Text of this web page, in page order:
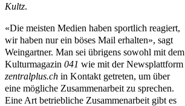
Kultz.
«Die meisten Medien haben sportlich reagiert,
wir haben nur ein böses Mail erhalten», sagt
Weingartner. Man sei übrigens sowohl mit dem
Kulturmagazin 041 wie mit der Newsplattform
zentralplus.ch in Kontakt getreten, um über
eine mögliche Zusammenarbeit zu sprechen.
Eine Art betriebliche Zusammenarbeit gibt es